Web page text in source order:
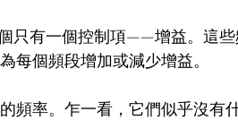
只有一個控制項——增益。這
每個頻段增加或減少增益。
頻率。乍一看，它們似乎沒有